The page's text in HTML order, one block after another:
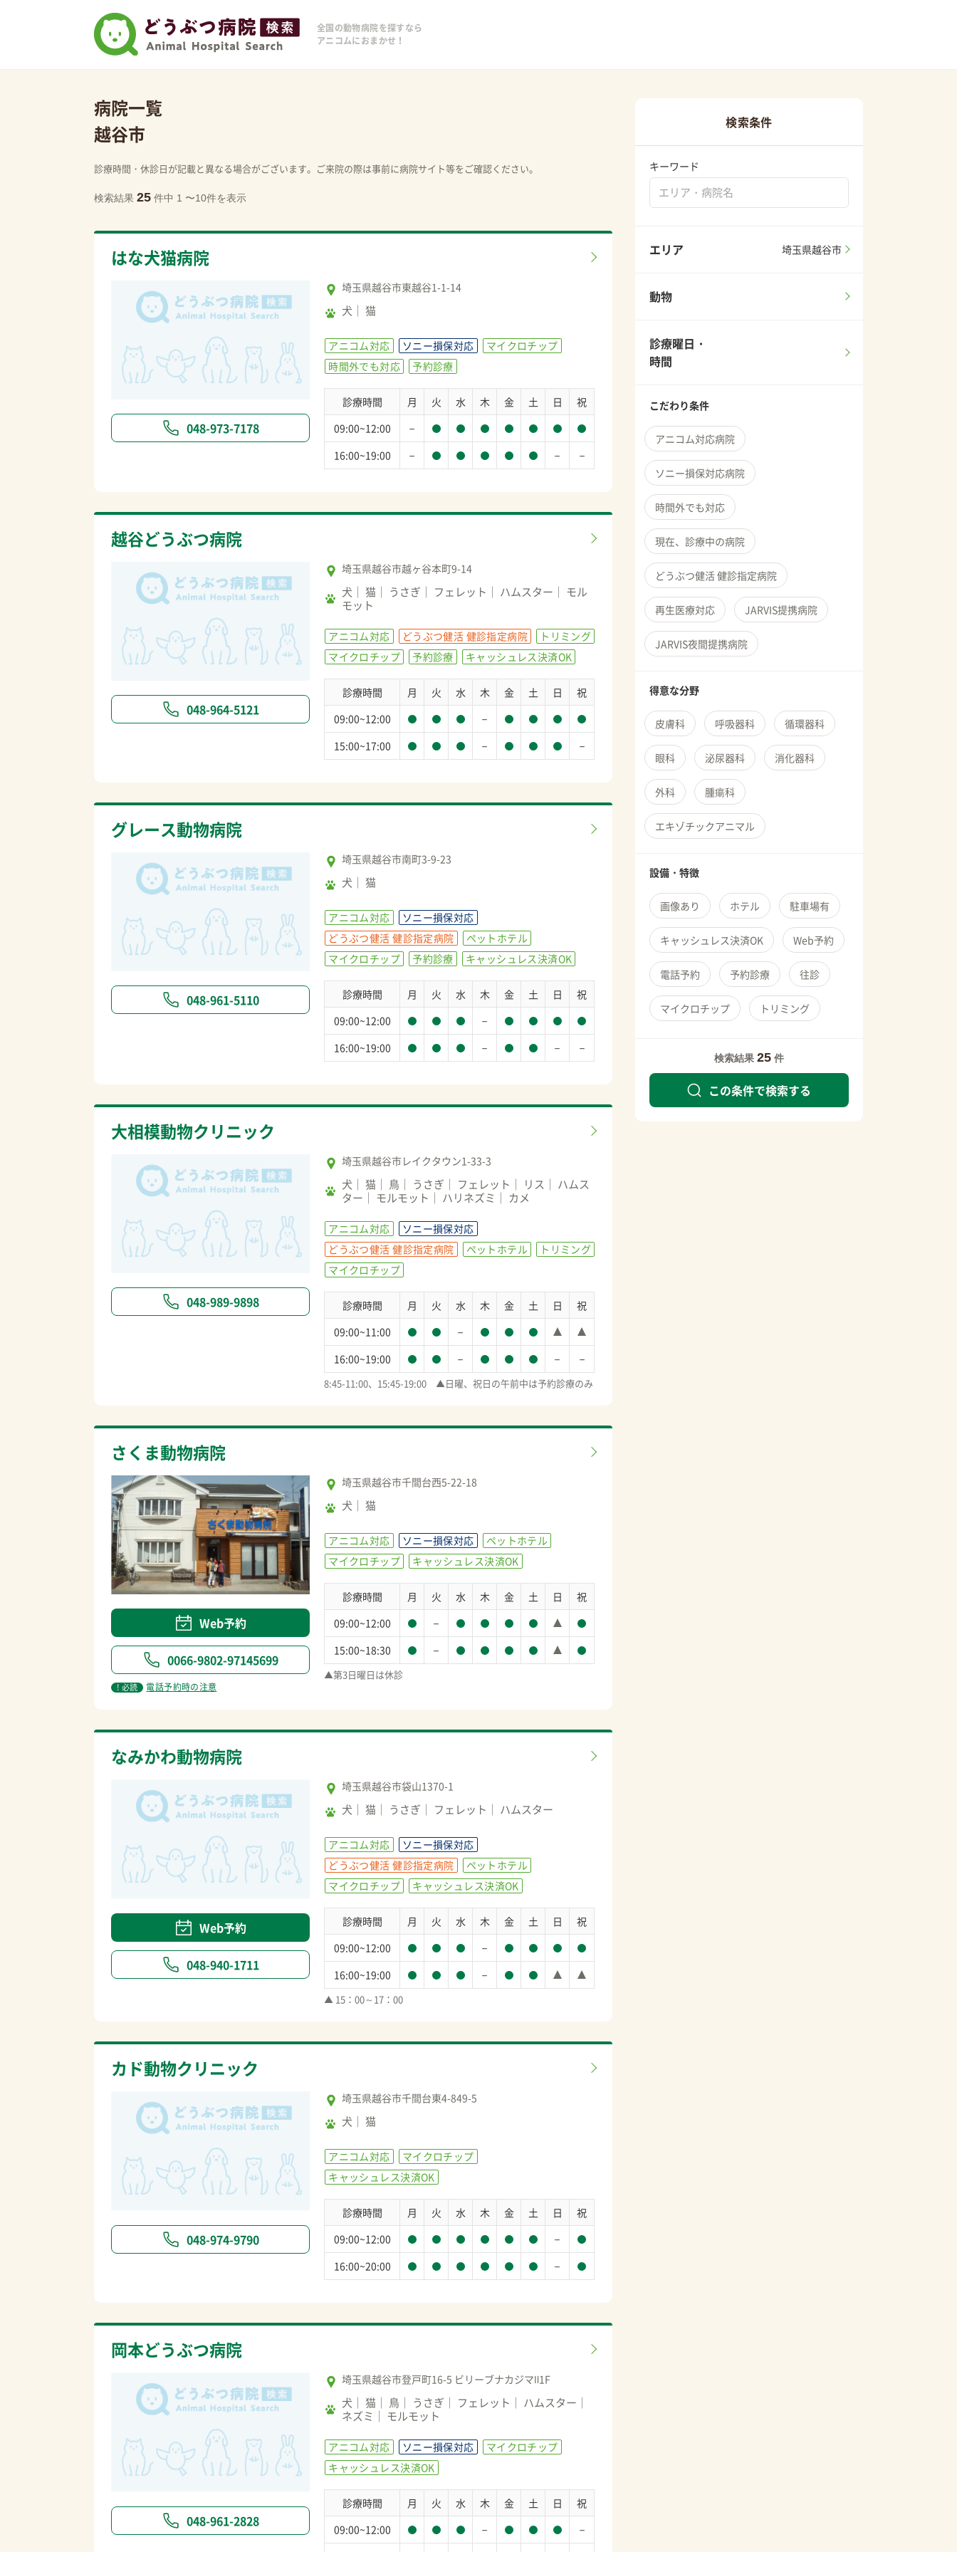
全国の動物病院を探すなら
アニコムにおまかせ！
病院一覧
越谷市
診療時間・休診日が記載と異なる場合がございます。ご来院の際は事前に病院サイト等をご確認ください。
検索結果 25 件中 1 〜10件を表示
はな犬猫病院
048-973-7178
埼玉県越谷市東越谷1-1-14
犬 猫
アニコム対応 ソニー損保対応
マイクロチップ
時間外でも対応
予約診療
診療時間 月 火 水 木 金 土 日
祝
09:00~12:00
－
16:00~19:00 － － －
越谷どうぶつ病院
048-964-5121
埼玉県越谷市越ヶ谷本町9-14
犬 猫 うさぎ フェレット ハムスター
モル
モット
アニコム対応 どうぶつ健活 健診指定病院
トリミング
マイクロチップ
予約診療 キャッシュレス決済OK
診療時間 月 火 水 木 金 土 日
祝
09:00~12:00
－
15:00~17:00 － －
グレース動物病院
048-961-5110
埼玉県越谷市南町3-9-23
犬 猫
アニコム対応
ソニー損保対応
どうぶつ健活 健診指定病院
ペットホテル
マイクロチップ
予約診療 キャッシュレス決済OK
診療時間 月 火 水 木 金 土 日
祝
09:00~12:00
－
16:00~19:00 － － －
大相模動物クリニック
048-989-9898
埼玉県越谷市レイクタウン1-33-3
犬 猫 鳥 うさぎ フェレット リス
ハムス
ター
モルモット ハリネズミ カメ
アニコム対応
ソニー損保対応
どうぶつ健活 健診指定病院
ペットホテル
トリミング
マイクロチップ
診療時間 月 火 水 木 金 土 日
祝
09:00~11:00
－
16:00~19:00 － － －
8:45-11:00、15:45-19:00　▲日曜、祝日の午前中は予約診療のみ
さくま動物病院
Web予約
0066-9802-97145699
! 必読 電話予約時の注意
埼玉県越谷市千間台西5-22-18
犬 猫
アニコム対応 ソニー損保対応
ペットホテル
マイクロチップ
キャッシュレス決済OK
診療時間 月 火 水 木 金 土 日
祝
09:00~12:00
－
15:00~18:30 －
▲第3日曜日は休診
なみかわ動物病院
Web予約
048-940-1711
埼玉県越谷市袋山1370-1
犬 猫 うさぎ フェレット ハムスター
アニコム対応
ソニー損保対応
どうぶつ健活 健診指定病院
ペットホテル
マイクロチップ
キャッシュレス決済OK
診療時間 月 火 水 木 金 土 日
祝
09:00~12:00
－
16:00~19:00 －
▲ 15：00～17：00
カド動物クリニック
048-974-9790
埼玉県越谷市千間台東4-849-5
犬 猫
アニコム対応
マイクロチップ
キャッシュレス決済OK
診療時間 月 火 水 木 金 土 日
祝
09:00~12:00
－
16:00~20:00 －
岡本どうぶつ病院
048-961-2828
埼玉県越谷市登戸町16-5 ビリーブナカジマⅡ1F
犬 猫 鳥 うさぎ フェレット
ハムスター
ネズミ
モルモット
アニコム対応 ソニー損保対応
マイクロチップ
キャッシュレス決済OK
診療時間 月 火 水 木 金 土 日
祝
09:00~12:00
－ －
検索条件
キーワード
エリア 埼玉県越谷市
動物
診療曜日・
時間
こだわり条件
アニコム対応病院
ソニー損保対応病院
時間外でも対応
現在、診療中の病院
どうぶつ健活 健診指定病院
再生医療対応 JARVIS提携病院
JARVIS夜間提携病院
得意な分野
皮膚科 呼吸器科 循環器科
眼科 泌尿器科 消化器科
外科 腫瘍科
エキゾチックアニマル
設備・特徴
画像あり ホテル 駐車場有
キャッシュレス決済OK Web予約
電話予約 予約診療 往診
マイクロチップ トリミング
検索結果 25 件
この条件で検索する